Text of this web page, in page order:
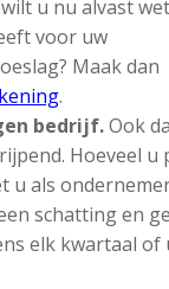
u nu alvast
voor uw
Maak dan
.
bedrijf.Ook
Hoeveel u
u als
schatting en
elk kwartaal of